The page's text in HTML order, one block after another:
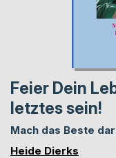
Feier Dein
letztes sein!
Mach das Beste
Heide Dierks